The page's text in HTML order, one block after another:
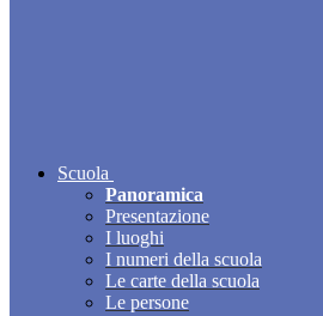
Scuola
Panoramica
Presentazione
I luoghi
I numeri della scuola
Le carte della scuola
Le persone